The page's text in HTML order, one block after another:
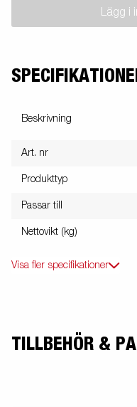
Lägg i
Beskrivning
Art. nr
Produkttyp
Passar till
Nettovikt (kg)
Visa fler specifikationer
TILLBEHÖR &